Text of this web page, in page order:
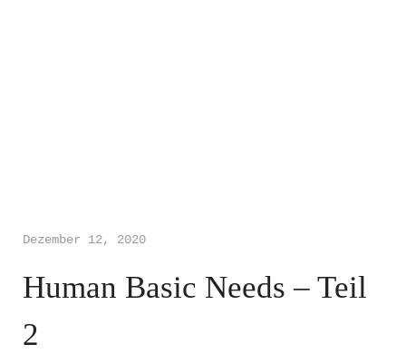
www.thedesignpro.de
WEIL WERBUNG WUNDER WIRKT
Entscheide
Dezember 12, 2020
Human Basic Needs – Teil
2